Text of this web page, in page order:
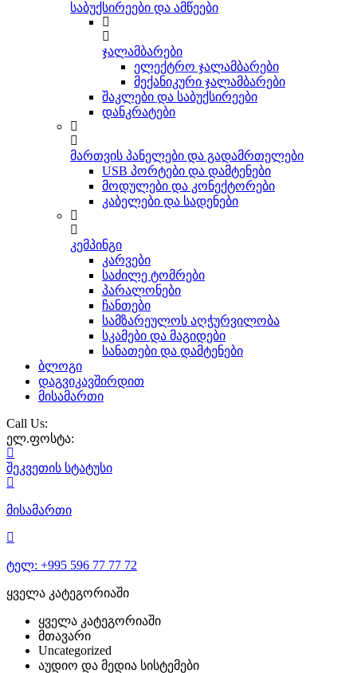
საბუქსირეები და ამწეები
ჯალამბარები
ელექტრო ჯალამბარები
მექანიკური ჯალამბარები
შაკლები და საბუქსირეები
დანკრატები
მართვის პანელები და გადამრთელები
USB პორტები და დამტენები
მოდულები და კონექტორები
კაბელები და სადენები
კემპინგი
კარვები
საძილე ტომრები
პარალონები
ჩანთები
სამზარეულოს აღჭურვილობა
სკამები და მაგიდები
სანათები და დამტენები
ბლოგი
დაგვიკავშირდით
მისამართი
Call Us:
ელ.ფოსტა:
შეკვეთის სტატუსი
მისამართი
ტელ: +995 596 77 77 72
ყველა კატეგორიაში
ყველა კატეგორიაში
მთავარი
Uncategorized
აუდიო და მედია სისტემები